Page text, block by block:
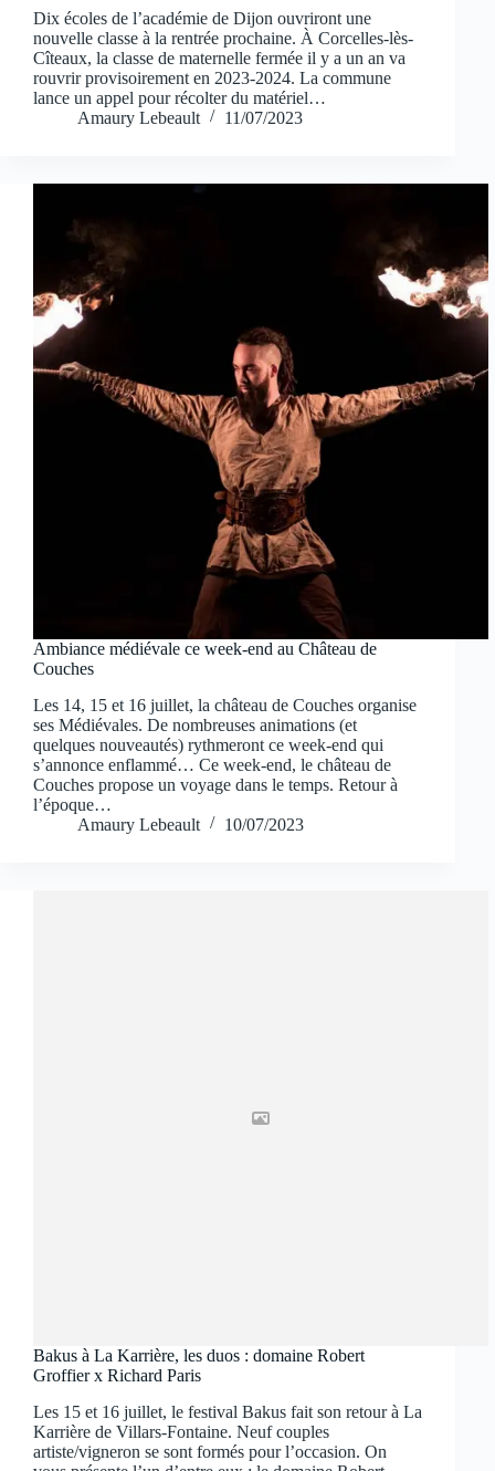
Dix écoles de l’académie de Dijon ouvriront une
nouvelle classe à la rentrée prochaine. À Corcelles-lès-
Cîteaux, la classe de maternelle fermée il y a un an va
rouvrir provisoirement en 2023-2024. La commune
lance un appel pour récolter du matériel…
Amaury Lebeault
11/07/2023
Ambiance médiévale ce week-end au Château de
Couches
Les 14, 15 et 16 juillet, la château de Couches organise
ses Médiévales. De nombreuses animations (et
quelques nouveautés) rythmeront ce week-end qui
s’annonce enflammé… Ce week-end, le château de
Couches propose un voyage dans le temps. Retour à
l’époque…
Amaury Lebeault
10/07/2023
Bakus à La Karrière, les duos : domaine Robert
Groffier x Richard Paris
Les 15 et 16 juillet, le festival Bakus fait son retour à La
Karrière de Villars-Fontaine. Neuf couples
artiste/vigneron se sont formés pour l’occasion. On